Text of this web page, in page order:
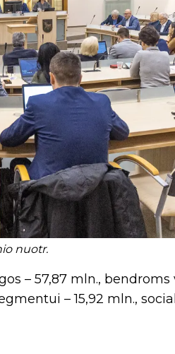
nuotr.
– 57,87 mln., bendroms
– 15,92 mln.,